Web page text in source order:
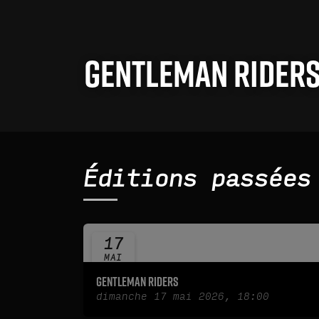
Gentleman
Éditions passées
17
MAI
Gentleman Riders
dimanche 17 mai 2026, 18:00